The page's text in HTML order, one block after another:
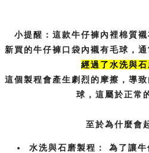
小提醒：這款牛仔褲內裡棉質
新買的牛仔褲口袋內襯有毛球，通
經過了水洗與
這個製程會產生劇烈的摩擦，導
球，這屬於正常
至於為什麼會
水洗與石磨製程：
為了讓